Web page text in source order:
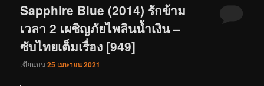
Sapphire Blue (2014) รักข้าม
เวลา 2 เผชิญภัยไพลินน้ำเงิน –
ซับไทยเต็มเรื่อง [949]
เขียนบน25 เมษายน 2021